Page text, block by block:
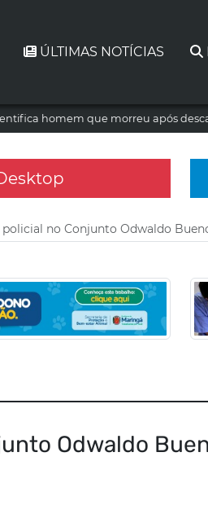
ÚLTIMAS NOTÍCIAS
homem que morreu após
no Conjunto Odwaldo
Odwaldo